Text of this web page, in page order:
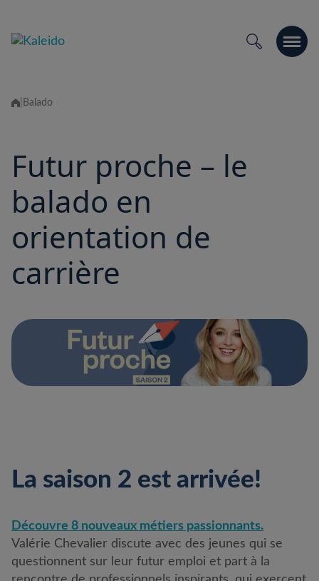
content
Balado
Futur proche – le
balado en
orientation de
carrière
La saison 2 est arrivée!
Découvre 8 nouveaux métiers passionnants.
Valérie Chevalier discute avec des jeunes qui se
questionnent sur leur futur emploi et part à la